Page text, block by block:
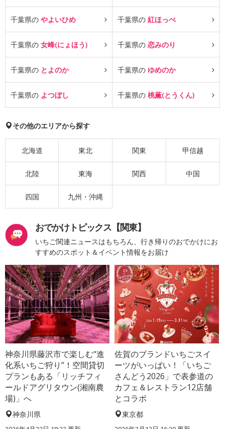
千葉県の やよいひめ 千葉県の 紅ほっぺ
千葉県の 女峰(にょほう) 千葉県の 恋みのり
千葉県の とよのか 千葉県の ゆめのか
千葉県の よつぼし 千葉県の 桃薫(とうくん)
その他のエリアから探す
北海道 東北 関東 甲信越
北陸 東海 関西 中国
四国 九州・沖縄
おでかけトピックス【関東】
いちご関連ニュースはもちろん、行き帰りのおでかけにお
すすめのスポット＆イベント情報をお届け
神奈川県藤沢市で楽しむ“進
化系いちご狩り”！空間貸切
プランもある「リッチフィ
ールドアグリタウン(湘南農
場)」へ
神奈川県
佐賀のブランドいちごスイ
ーツがいっぱい！「いちご
さんどう2026」で表参道の
カフェ＆レストラン12店舗
とコラボ
東京都